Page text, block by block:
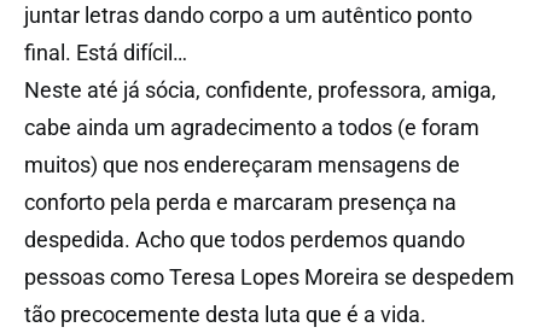
juntar letras dando corpo a um autêntico ponto
final. Está difícil…
Neste até já sócia, confidente, professora, amiga,
cabe ainda um agradecimento a todos (e foram
muitos) que nos endereçaram mensagens de
conforto pela perda e marcaram presença na
despedida. Acho que todos perdemos quando
pessoas como Teresa Lopes Moreira se despedem
tão precocemente desta luta que é a vida.